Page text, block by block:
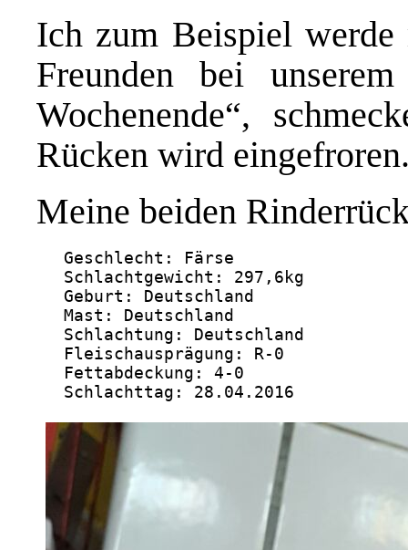
Ich zum Beispiel
Freunden bei
Wochenende“,
Rücken wird
Meine beiden
Geschlecht: Färse
Schlachtgewicht: 297,6kg
Geburt: Deutschland
Mast: Deutschland
Schlachtung: Deutschland
Fleischausprägung: R-0
Fettabdeckung: 4-0
Schlachttag: 28.04.2016